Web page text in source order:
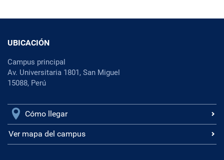
UBICACIÓN
Campus principal
Av. Universitaria 1801, San Miguel
15088, Perú
Cómo llegar
Ver mapa del campus